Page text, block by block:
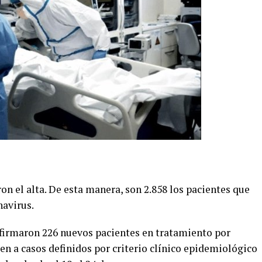
el alta. De esta manera, son 2.858 los pacientes que
226 nuevos pacientes en tratamiento por
a casos definidos por criterio clínico epidemiológico